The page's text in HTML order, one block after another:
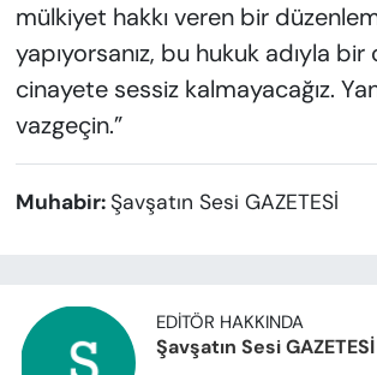
mülkiyet hakkı veren bir
yapıyorsanız, bu hukuk adıyla
cinayete sessiz kalmayacağız.
vazgeçin.”
Muhabir:Şavşatın Sesi GAZETESİ
EDITÖR HAKKINDA
Şavşatın Sesi GAZETESİ